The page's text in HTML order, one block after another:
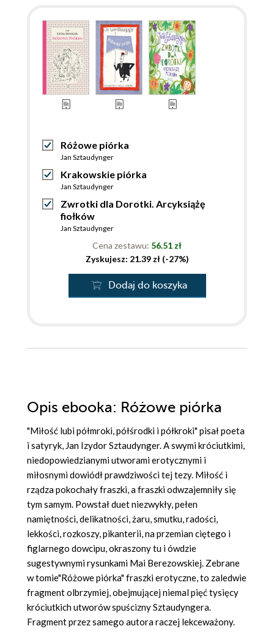
Różowe piórka
Jan Sztaudynger
Krakowskie piórka
Jan Sztaudynger
Zwrotki dla Dorotki. Arcyksiążę
fiołków
Jan Sztaudynger
Cena zestawu: 56.51 zł
Zyskujesz: 21.39 zł (-27%)
Dodaj do koszyka
Opis ebooka: Różowe piórka
"Miłość lubi półmroki, półśrodki i półkroki" pisał poeta
i satyryk, Jan Izydor Sztaudynger. A swymi króciutkimi,
niedopowiedzianymi utworami erotycznymi i
miłosnymi dowiódł prawdziwości tej tezy. Miłość i
rządza pokochały fraszki, a fraszki odwzajemniły się
tym samym. Powstał duet niezwykły, pełen
namiętności, delikatności, żaru, smutku, radości,
lekkości, rozkoszy, pikanterii, na przemian ciętego i
figlarnego dowcipu, okraszony tu i ówdzie
sugestywnymi rysunkami Mai Berezowskiej. Zebrane
w tomie"Różowe piórka" fraszki erotyczne, to zaledwie
fragment olbrzymiej, obejmującej niemal pięć tysięcy
króciutkich utworów spuścizny Sztaudyngera.
Fragment przez samego autora raczej lekceważony.